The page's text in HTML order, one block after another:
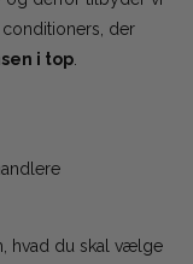
conditioners, der
i top.
hvad du skal vælge